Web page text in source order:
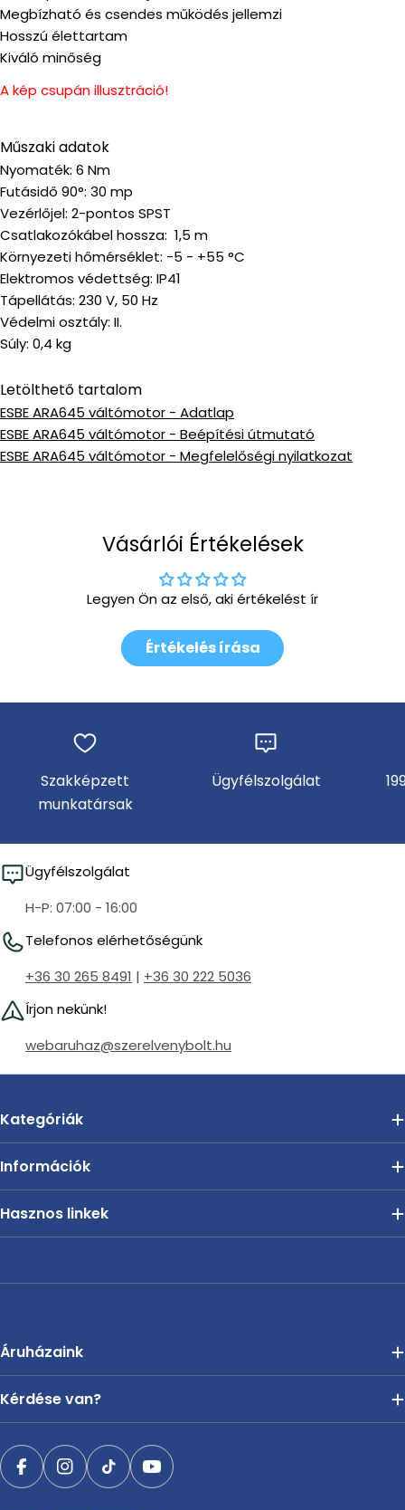
Megbízható és csendes működés jellemzi
Hosszú élettartam
Kiváló minőség
A kép csupán illusztráció!
Műszaki adatok
Nyomaték: 6 Nm
Futásidő 90°: 30 mp
Vezérlőjel: 2-pontos SPST
Csatlakozókábel hossza: 1,5 m
Környezeti hőmérséklet: -5 - +55 °C
Elektromos védettség: IP41
Tápellátás: 230 V, 50 Hz
Védelmi osztály: II.
Súly: 0,4 kg
Letölthető tartalom
ESBE ARA645 váltómotor - Adatlap
ESBE ARA645 váltómotor - Beépítési útmutató
ESBE ARA645 váltómotor - Megfelelőségi nyilatkozat
Vásárlói Értékelések
Legyen Ön az első, aki értékelést ír
Értékelés írása
Szakképzett
munkatársak
Ügyfélszolgálat
Ügyfélszolgálat
H-P: 07:00 - 16:00
Telefonos elérhetőségünk
+36 30 265 8491 | +36 30 222 5036
Írjon nekünk!
webaruhaz@szerelvenybolt.hu
Kategóriák
Információk
Hasznos linkek
Áruházaink
Kérdése van?
FacebookInstagram
TikTokYouTube